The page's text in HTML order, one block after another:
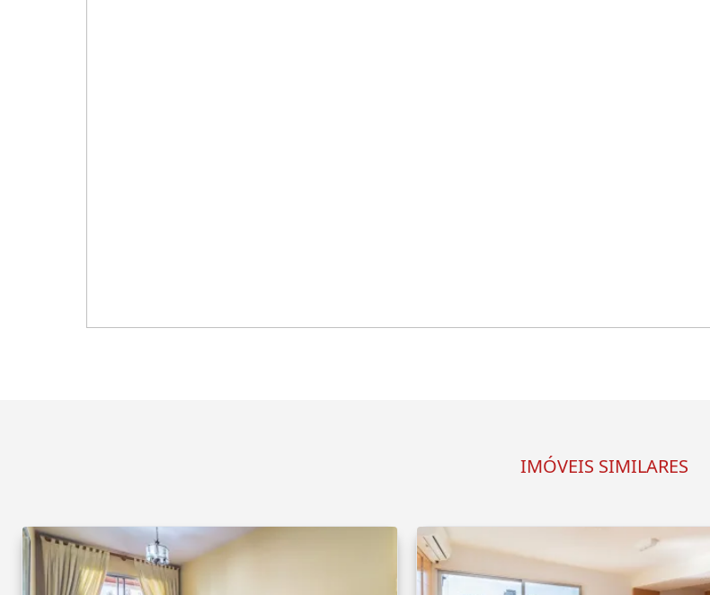
IMÓVEIS SIMILARES